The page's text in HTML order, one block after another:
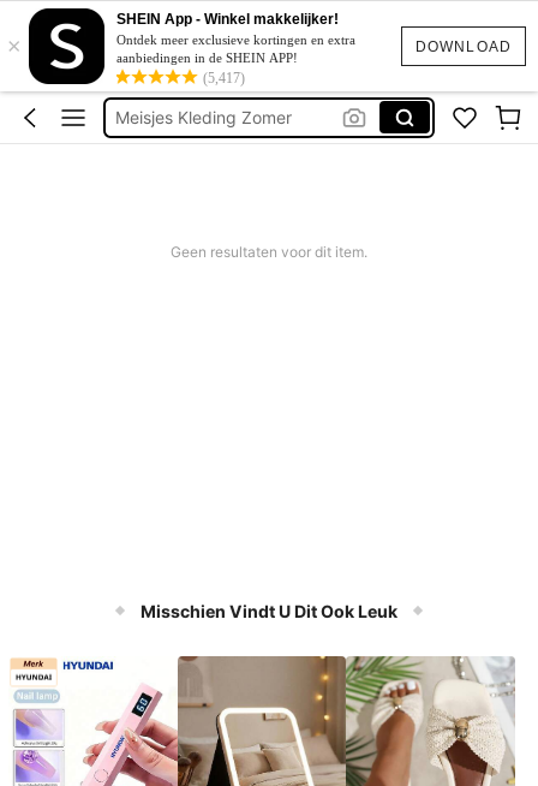
DOWNLOAD
×
SHEIN App - Winkel makkelijker!
Ontdek meer exclusieve kortingen en extra
aanbiedingen in de SHEIN APP!
(5,417)
Kinderen Meisje
Bikini Tieners
Bikini Meisjes
Meisjes Kleding Zomer
Geen resultaten voor dit item.
Misschien Vindt U Dit Ook Leuk